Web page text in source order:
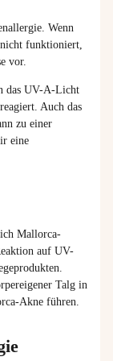
Wenn
funktioniert,
vor.
das UV-A-Licht
Auch das
zu einer
eine
Mallorca-
auf UV-
Talg in
Akne führen.